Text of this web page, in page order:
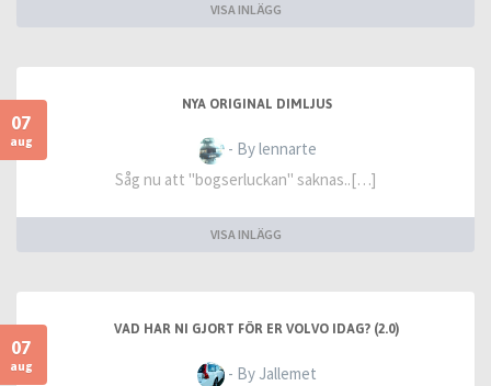
VISA INLÄGG
07
aug
NYA ORIGINAL DIMLJUS
- By lennarte
Såg nu att "bogserluckan" saknas..[…]
VISA INLÄGG
07
aug
VAD HAR NI GJORT FÖR ER VOLVO IDAG? (2.0)
- By Jallemet